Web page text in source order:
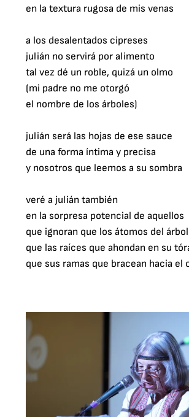
en la textura rugosa de mis venas
a los desalentados cipreses
julián no servirá por alimento
tal vez dé un roble, quizá un olmo
(mi padre no me otorgó
el nombre de los árboles)
julián será las hojas de ese sauce
de una forma íntima y precisa
y nosotros que leemos a su sombra
veré a julián también
en la sorpresa potencial de aquellos
que ignoran que los átomos del
que las raíces que ahondan en su
que sus ramas que bracean hacia el